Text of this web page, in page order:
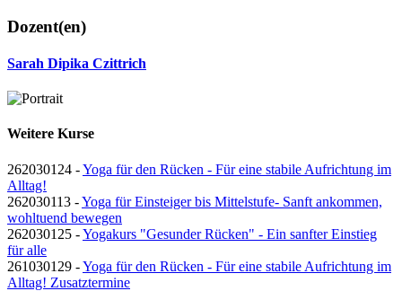
Dozent(en)
Sarah Dipika Czittrich
Weitere Kurse
262030124 -Yoga für den Rücken - Für eine stabile Aufrichtung im
Alltag!
262030113 -Yoga für Einsteiger bis Mittelstufe- Sanft ankommen,
wohltuend bewegen
262030125 -Yogakurs "Gesunder Rücken" - Ein sanfter Einstieg
für alle
261030129 -Yoga für den Rücken - Für eine stabile Aufrichtung im
Alltag! Zusatztermine